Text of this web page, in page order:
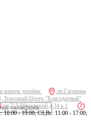
вашем дизайне
пр.Гагарина
Торговый Центр "Благодатный"
пр.2-й Муринский д.34 к.1
10:00 - 19:00; Сб,Вс: 11:00 - 17:00;